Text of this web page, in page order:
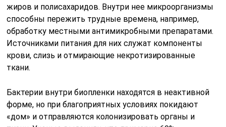
жиров и полисахаридов. Внутри нее микроорганизмы
способны пережить трудные времена, например,
обработку местными антимикробными препаратами.
Источниками питания для них служат компоненты
крови, слизь и отмирающие некротизированные
ткани.
Бактерии внутри биопленки находятся в неактивной
форме, но при благоприятных условиях покидают
«дом» и отправляются колонизировать органы и